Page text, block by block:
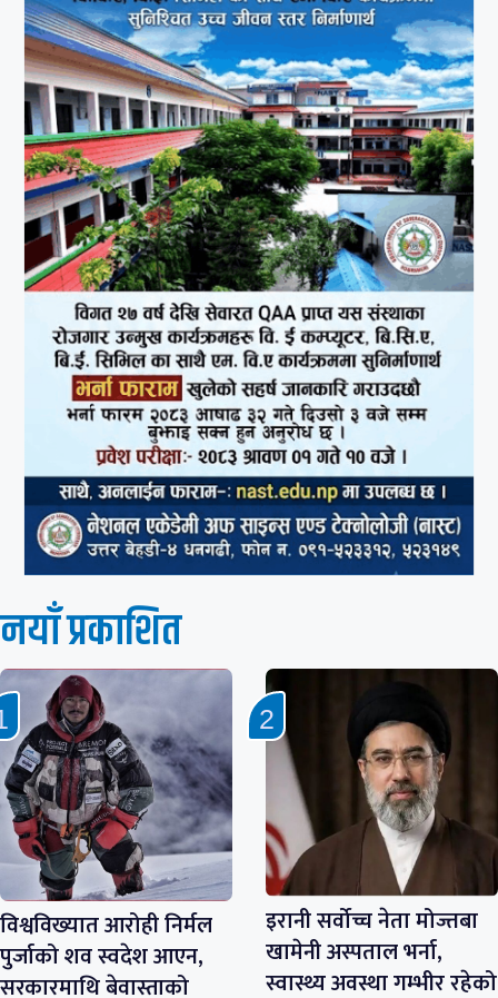
नयाँ प्रकाशित
विश्वविख्यात आरोही निर्मल
पुर्जाको शव स्वदेश आएन,
सरकारमाथि बेवास्ताको
इरानी सर्वोच्च नेता मोज्तबा
खामेनी अस्पताल भर्ना,
स्वास्थ्य अवस्था गम्भीर रहेको